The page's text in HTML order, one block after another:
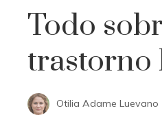
Todo
trastorno
Otilia Adame Luevano